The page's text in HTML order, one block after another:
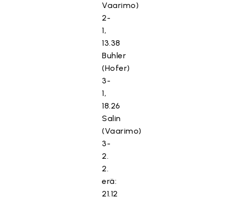
Vaarimo)
2-
1,
13.38
Buhler
(Hofer)
3-
1,
18.26
Salin
(Vaarimo)
3-
2.
2.
erä:
21.12